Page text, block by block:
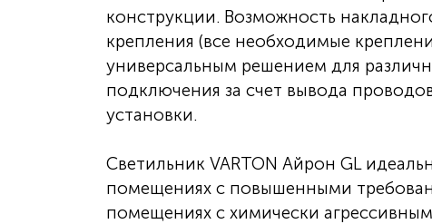
конструкции. Возможность
крепления (все необходимые
универсальным решением для
подключения за счет вывода
установки.
Светильник VARTON Айрон GL
помещениях с повышенными
помещениях с химически